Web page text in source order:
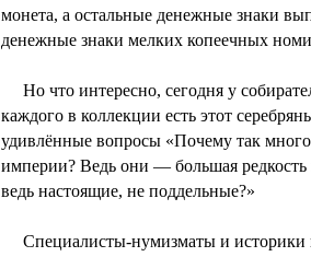
монета, а остальные денежные знаки
денежные знаки мелких копеечных
Но что интересно, сегодня у
каждого в коллекции есть этот
удивлённые вопросы «Почему так
империи? Ведь они — большая редкость
ведь настоящие, не поддельные?»
Специалисты-нумизматы и историки